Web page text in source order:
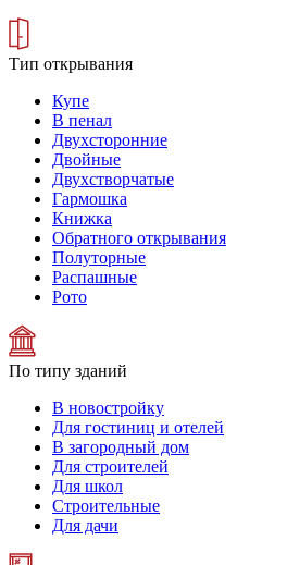
Тип открывания
Купе
В пенал
Двухсторонние
Двойные
Двухстворчатые
Гармошка
Книжка
Обратного открывания
Полуторные
Распашные
Рото
По типу зданий
В новостройку
Для гостиниц и отелей
В загородный дом
Для строителей
Для школ
Строительные
Для дачи